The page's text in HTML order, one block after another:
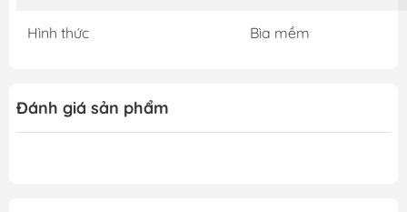
Hình thức Bìa mềm
Đánh giá sản phẩm